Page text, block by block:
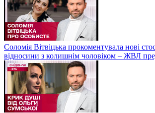
Соломія Вітвіцька прокоментувала нові
відносини з колишнім чоловіком – ЖВЛ